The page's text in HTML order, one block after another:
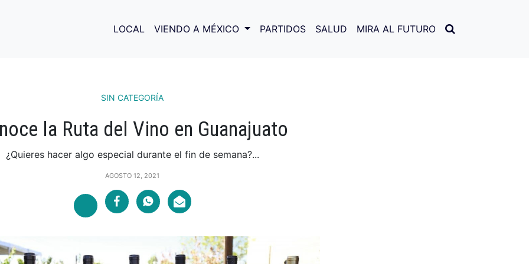
LOCAL VIENDO A MÉXICO PARTIDOS SALUD MIRA AL FUTURO
SIN CATEGORÍA
la Ruta del Vino en Guanajuato
¿Quieres hacer algo especial durante el fin de semana?...
AGOSTO 12, 2021